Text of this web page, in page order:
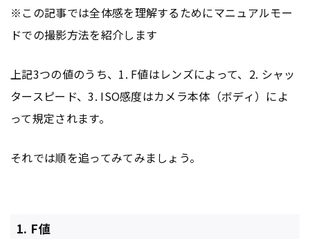
※この記事では全体感を理解するためにマニュアルモー
ドでの撮影方法を紹介します
上記3つの値のうち、1. F値はレンズによって、2. シャッ
タースピード、3. ISO感度はカメラ本体（ボディ）によ
って規定されます。
それでは順を追ってみてみましょう。
1. F値